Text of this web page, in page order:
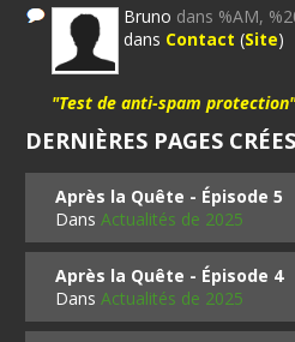
Bruno dans %AM,
dans Contact (Site)
"Test de anti-spam
DERNIÈRES PAGES
Après la Quête - Épisode 5
DansActualités de 2025
Après la Quête - Épisode 4
DansActualités de 2025